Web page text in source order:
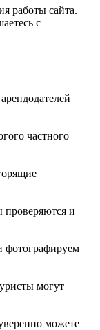
работы сайта.
с
частного
проверяются и
фотографируем
могут
можете